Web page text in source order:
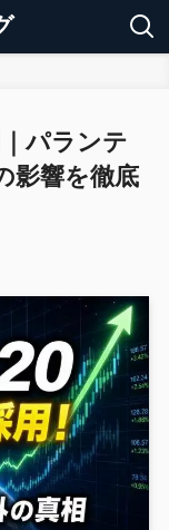
パランテ
影響を徹底